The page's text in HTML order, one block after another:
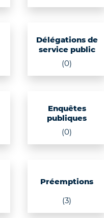
Délégations de
service public
(0)
Enquêtes
publiques
(0)
Préemptions
(3)